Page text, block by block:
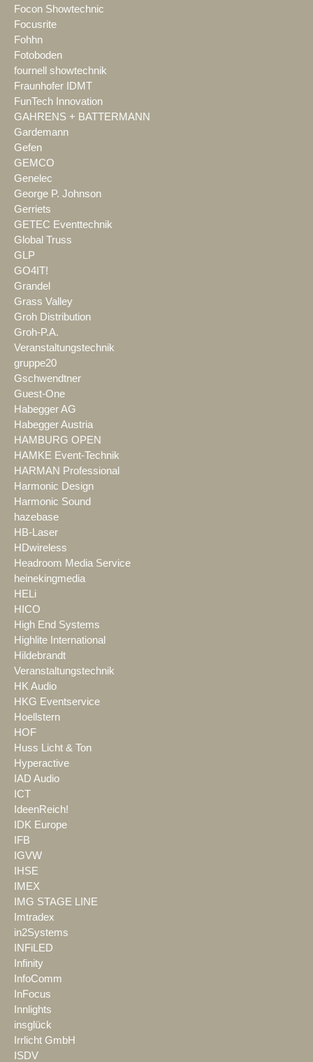
Focon Showtechnic
Focusrite
Fohhn
Fotoboden
fournell showtechnik
Fraunhofer IDMT
FunTech Innovation
GAHRENS + BATTERMANN
Gardemann
Gefen
GEMCO
Genelec
George P. Johnson
Gerriets
GETEC Eventtechnik
Global Truss
GLP
GO4IT!
Grandel
Grass Valley
Groh Distribution
Groh-P.A.
Veranstaltungstechnik
gruppe20
Gschwendtner
Guest-One
Habegger AG
Habegger Austria
HAMBURG OPEN
HAMKE Event-Technik
HARMAN Professional
Harmonic Design
Harmonic Sound
hazebase
HB-Laser
HDwireless
Headroom Media Service
heinekingmedia
HELi
HICO
High End Systems
Highlite International
Hildebrandt
Veranstaltungstechnik
HK Audio
HKG Eventservice
Hoellstern
HOF
Huss Licht & Ton
Hyperactive
IAD Audio
ICT
IdeenReich!
IDK Europe
IFB
IGVW
IHSE
IMEX
IMG STAGE LINE
Imtradex
in2Systems
INFiLED
Infinity
InfoComm
InFocus
Innlights
insglück
Irrlicht GmbH
ISDV